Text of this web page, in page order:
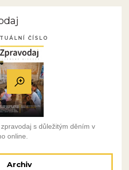
ČÍSLO
s důležitým děním v
online.
Archiv